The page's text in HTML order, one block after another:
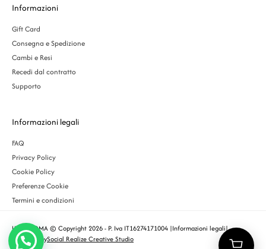
Informazioni
Gift Card
Consegna e Spedizione
Cambi e Resi
Recedi dal contratto
Supporto
Informazioni legali
FAQ
Privacy Policy
Cookie Policy
Preferenze Cookie
Termini e condizioni
URBS ROMA © Copyright 2026 - P. Iva IT16274171004 |Informazioni legali|
Designed bySocial Realize Creative Studio